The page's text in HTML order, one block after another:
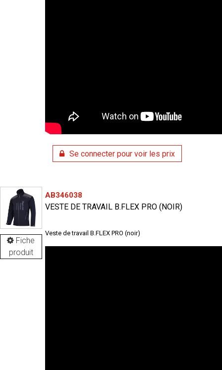
Se connecter pour voir les prix
Fiche
produit
AB346038
VESTE DE TRAVAIL B.FLEX PRO (NOIR)
Veste de travail B.FLEX PRO (noir)